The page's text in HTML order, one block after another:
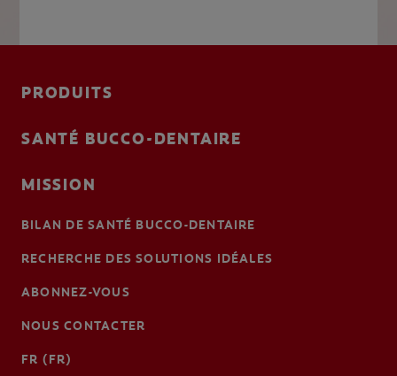
PRODUITS
SANTÉ BUCCO-DENTAIRE
MISSION
BILAN DE SANTÉ BUCCO-DENTAIRE
RECHERCHE DES SOLUTIONS IDÉALES
ABONNEZ-VOUS
NOUS CONTACTER
FR (FR)